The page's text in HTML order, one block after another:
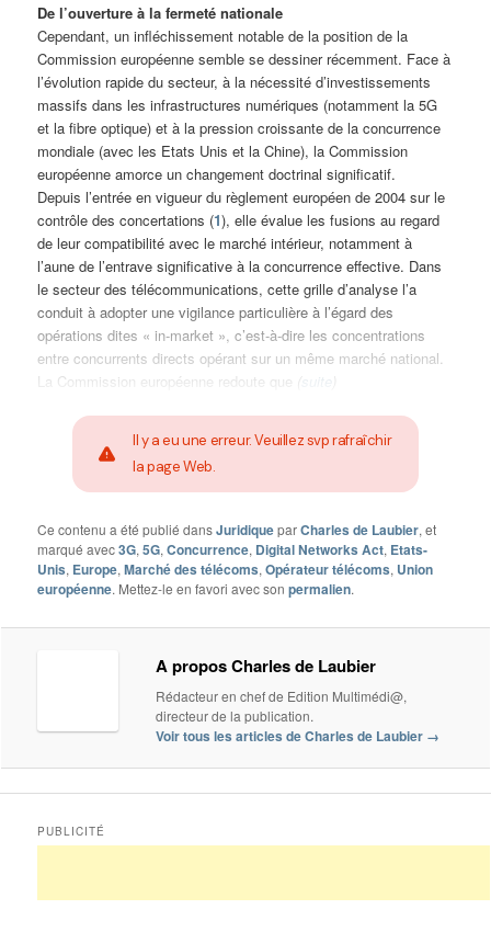
De l’ouverture à la fermeté nationale
Cependant, un infléchissement notable de la position de la
Commission européenne semble se dessiner récemment. Face à
l’évolution rapide du secteur, à la nécessité d’investissements
massifs dans les infrastructures numériques (notamment la 5G
et la fibre optique) et à la pression croissante de la concurrence
mondiale (avec les Etats Unis et la Chine), la Commission
européenne amorce un changement doctrinal significatif.
Depuis l’entrée en vigueur du règlement européen de 2004 sur le
contrôle des concertations (1), elle évalue les fusions au regard
de leur compatibilité avec le marché intérieur, notamment à
l’aune de l’entrave significative à la concurrence effective. Dans
le secteur des télécommunications, cette grille d’analyse l’a
conduit à adopter une vigilance particulière à l’égard des
opérations dites « in-market », c’est-à-dire les concentrations
entre concurrents directs opérant sur un même marché national.
La Commission européenne redoute que
suite
Il y a eu une erreur. Veuillez svp rafraîchir
la page Web.
Ce contenu a été publié dansJuridiqueparCharles de Laubier, et
marqué avec3G,5G,Concurrence, Digital Networks Act, Etats-
Unis, Europe,Marché des télécoms,Opérateur télécoms, Union
européenne. Mettez-le en favori avec sonpermalien.
A propos Charles de Laubier
Rédacteur en chef de Edition Multimédi@,
directeur de la publication.
Voir tous les articles de Charles de Laubier →
PUBLICITÉ